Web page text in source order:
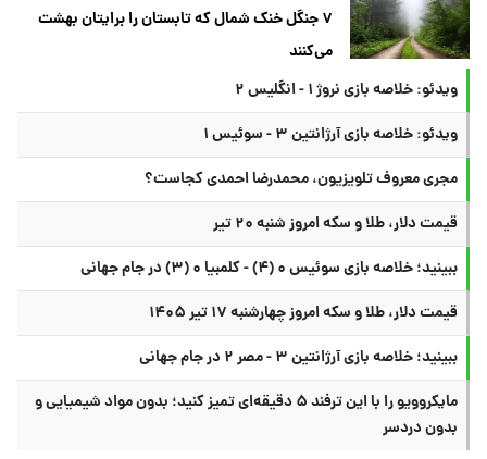
۷ جنگل خنک شمال که تابستان را برایتان بهشت
می‌کنند
ویدئو: خلاصه بازی نروژ ۱ - انگلیس ۲
ویدئو: خلاصه بازی آرژانتین ۳ - سوئیس ۱
مجری معروف تلویزیون، محمدرضا احمدی کجاست؟
قیمت دلار، طلا و سکه امروز شنبه ۲۰ تیر
ببینید؛ خلاصه بازی سوئیس ۰ (۴) - کلمبیا ۰ (۳) در جام جهانی
قیمت دلار، طلا و سکه امروز چهارشنبه ۱۷ تیر ۱۴۰۵
ببینید؛ خلاصه بازی آرژانتین ۳ - مصر ۲ در جام جهانی
مایکروویو را با این ترفند ۵ دقیقه‌ای تمیز کنید؛ بدون مواد شیمیایی و
بدون دردسر